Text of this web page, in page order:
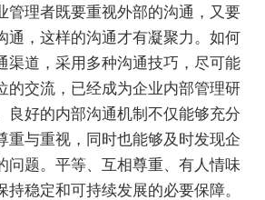
管理者既要重视外部的沟通，又要
通，这样的沟通才有凝聚力。如何
渠道，采用多种沟通技巧，尽可能
的交流，已经成为企业内部管理研
良好的内部沟通机制不仅能够充分
重与重视，同时也能够及时发现企
问题。平等、互相尊重、有人情味
持稳定和可持续发展的必要保障。